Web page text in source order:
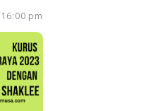
pm